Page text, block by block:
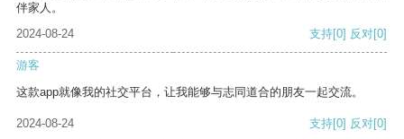
伴家人。
2024-08-24
支持[0] 反对[0]
游客
这款app就像我的社交平台，让我能够与志同道合的朋友一起交流。
2024-08-24 支持[0] 反对[0]